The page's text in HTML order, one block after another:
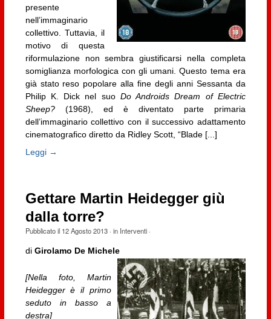
presente
nell’immaginario
collettivo. Tuttavia, il
motivo di questa
riformulazione non sembra giustificarsi nella completa
somiglianza morfologica con gli umani. Questo tema era
già stato reso popolare alla fine degli anni Sessanta da
Philip K. Dick nel suo Do Androids Dream of Electric
Sheep?(1968), ed è diventato parte primaria
dell’immaginario collettivo con il successivo adattamento
cinematografico diretto da Ridley Scott, “Blade [...]
Leggi →
Gettare Martin Heidegger giù
dalla torre?
Pubblicato il 12 Agosto 2013· in Interventi·
di Girolamo De Michele
[Nella foto, Martin
Heidegger è il primo
seduto in basso a
destra]